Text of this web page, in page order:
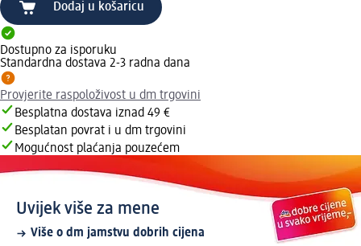
Dodaj u košaricu
Dostupno za isporuku
Standardna dostava 2-3 radna dana
Provjerite raspoloživost u dm trgovini
Besplatna dostava iznad 49 €
Besplatan povrat i u dm trgovini
Mogućnost plaćanja pouzećem
Uvijek više za mene
Više o dm jamstvu dobrih cijena